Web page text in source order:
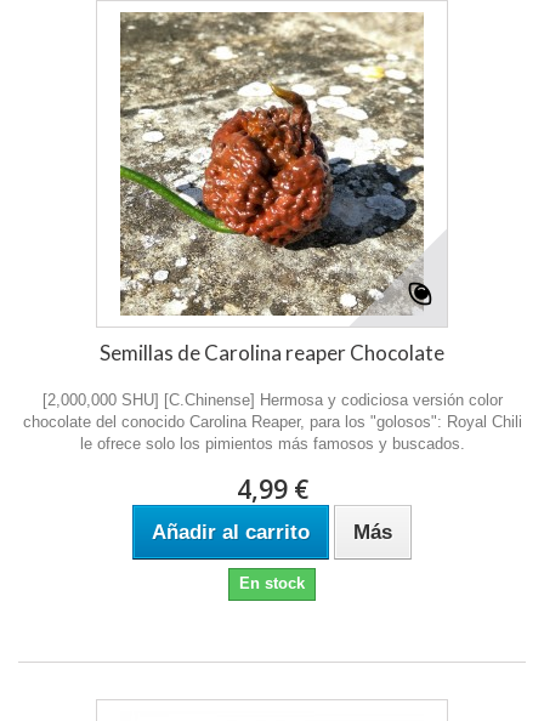
Semillas de Carolina reaper Chocolate
[2,000,000 SHU] [C.Chinense] Hermosa y codiciosa versión color
chocolate del conocido Carolina Reaper, para los "golosos": Royal Chili
le ofrece solo los pimientos más famosos y buscados.
4,99 €
Añadir al carrito Más
En stock